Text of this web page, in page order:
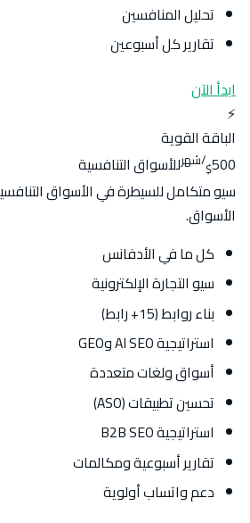
تحليل المنافسين
تقارير كل أسبوعين
ابدأ الآن
⚡
الباقة القوية
$500 /شهرللأسواق التنافسية
سيو متكامل للسيطرة في الأسواق
الأسواق.
كل ما في الأدفانس
سيو التجارة الإلكترونية
بناء روابط (15+ رابط)
استراتيجية AI SEO وGEO
أسواق ولغات متعددة
تحسين تطبيقات (ASO)
استراتيجية B2B SEO
تقارير أسبوعية ومكالمات
دعم واتساب أولوية